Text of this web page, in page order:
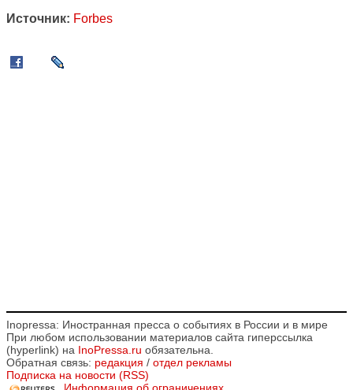
Источник: Forbes
Inopressa: Иностранная пресса о событиях в России и в мире
При любом использовании материалов сайта гиперссылка
(hyperlink) на InoPressa.ru обязательна.
Обратная связь: редакция / отдел рекламы
Подписка на новости (RSS)